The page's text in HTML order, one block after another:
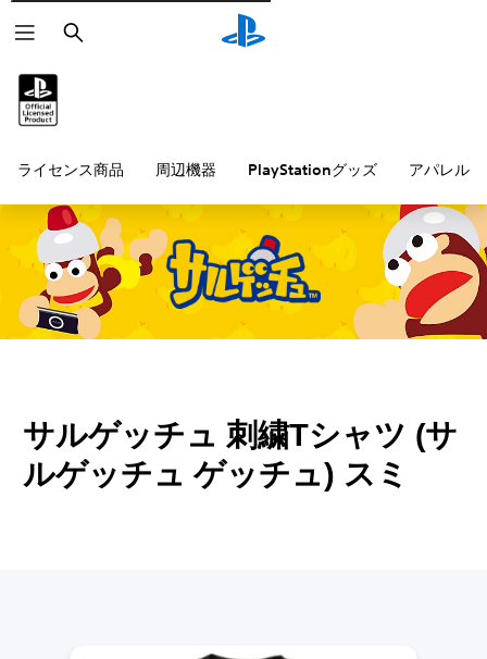
検
索
ライセンス商品 周辺機器 PlayStationグッズ アパレル
サルゲッチュ 刺繍Tシャツ (サ
ルゲッチュ ゲッチュ) スミ